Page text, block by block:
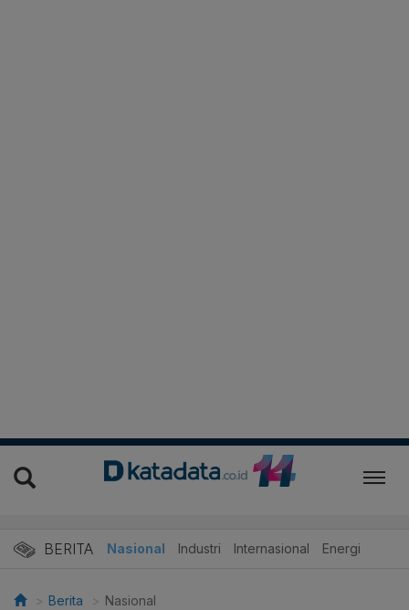
BERITA Nasional Industri Internasional Energi
Berita Nasional